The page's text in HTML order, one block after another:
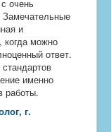
очень
Замечательные
и
когда можно
ответ.
именно
работы.
г.